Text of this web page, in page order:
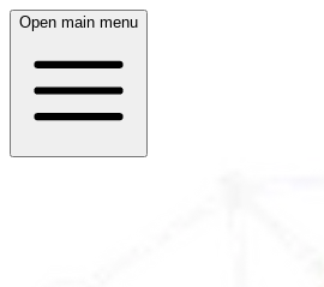
Open main menu